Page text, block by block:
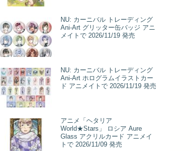
NU: カーニバル トレーディング
Ani-Art グリッター缶バッジ アニ
メイトで 2026/11/19 発売
NU: カーニバル トレーディング
Ani-Art ホログラムイラストカー
ド アニメイトで 2026/11/19 発売
アニメ「ヘタリア
World★Stars」 ロシア Aure
Glass アクリルカード アニメイ
トで 2026/11/09 発売